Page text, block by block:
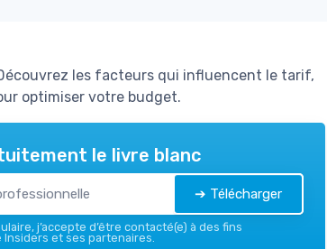
les facteurs qui influencent le tarif,
optimiser votre budget.
le livre blanc
➔ Télécharger
j’accepte d’être contacté(e) à des fins
et ses partenaires.